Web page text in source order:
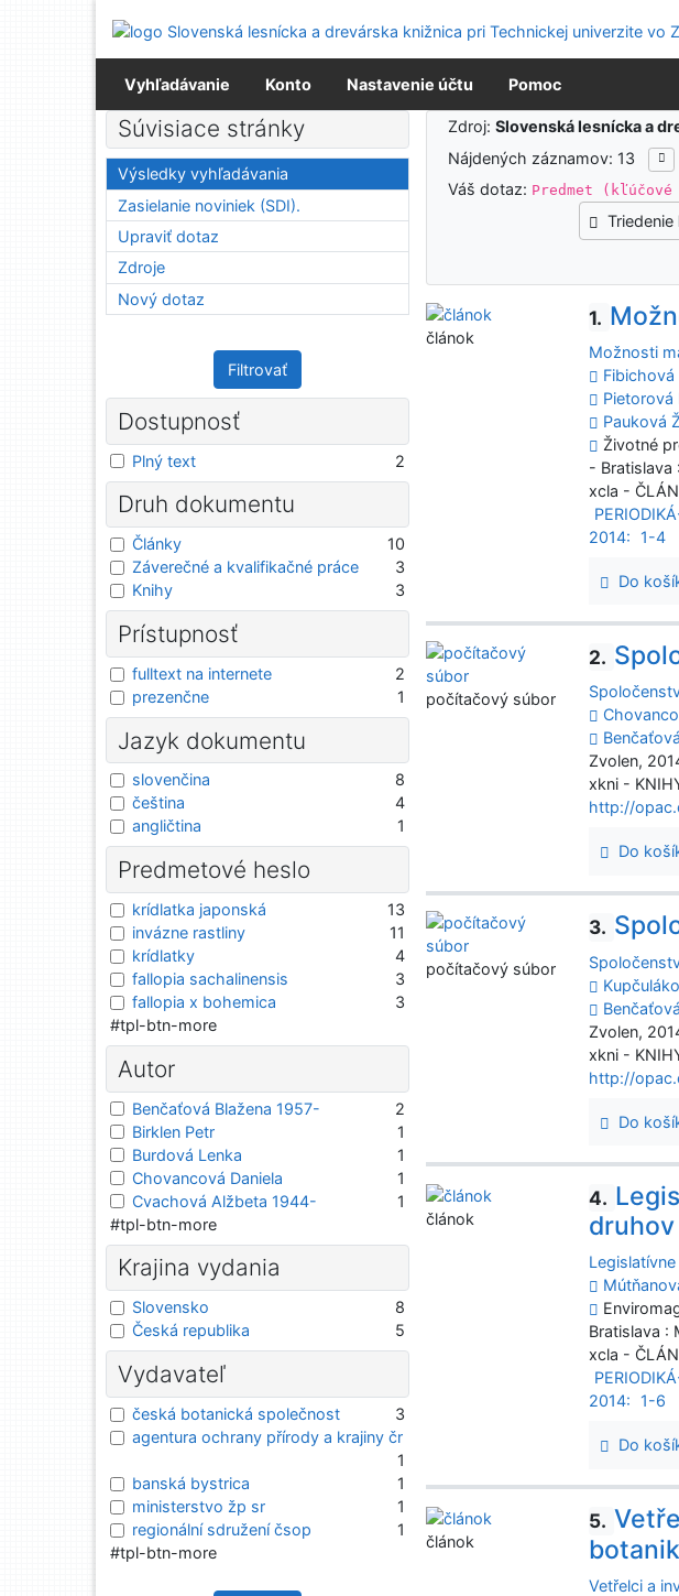
Prejsť na menu
Prehlásenie o webovej prístupnosti
Vyhľadávanie Konto Nastavenie účtu Pomoc
Výsledky vyhľadávania
Zdroj:Slovenská lesnícka a
Nájdených záznamov: 13
Váš dotaz: Predmet
Triedenie
1.
Možnosti
Fibichová
Pietorová
Pauková
Životné
- Bratislava
xcla -
2014:
1-4
Do
článok
2.
Zvolen,
xkni -
http://
Do
počítačový súbor
3.
Zvolen,
xkni -
http://
Do
počítačový súbor
4.
druhov
Bratislava :
xcla -
2014:
1-6
Do
článok
5.
Vetřelci a
článok
Súvisiace stránky
Výsledky vyhľadávania
Zasielanie noviniek (SDI).
Upraviť dotaz
Zdroje
Nový dotaz
Filtrovať
Dostupnosť
Plný text 2
Druh dokumentu
Články
10
Záverečné a kvalifikačné práce
3
Knihy
3
Prístupnosť
fulltext na internete
2
prezenčne
1
Jazyk dokumentu
slovenčina
8
čeština
4
angličtina
1
Predmetové heslo
krídlatka japonská
13
invázne rastliny
11
krídlatky
4
fallopia sachalinensis
3
fallopia x bohemica
3
#tpl-btn-more
Autor
Benčaťová Blažena 1957-
2
Birklen Petr
1
Burdová Lenka
1
Chovancová Daniela
1
Cvachová Alžbeta 1944-
1
#tpl-btn-more
Krajina vydania
Slovensko
8
Česká republika
5
Vydavateľ
česká botanická společnost
3
agentura ochrany přírody a krajiny čr
1
banská bystrica
1
ministerstvo žp sr
1
regionální sdružení čsop
1
#tpl-btn-more